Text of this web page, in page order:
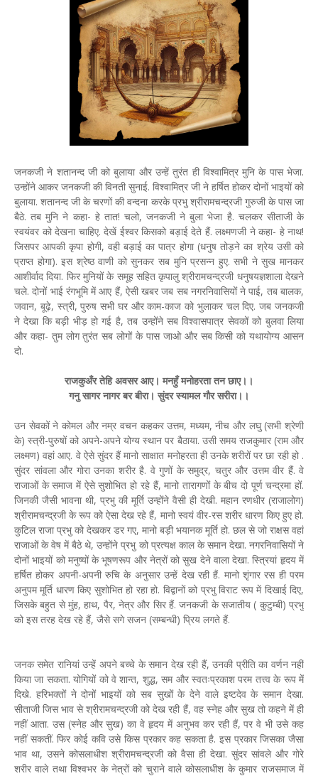
जनकजी ने शतानन्द जी को बुलाया और उन्हें तुरंत ही विश्वामित्र मुनि के पास भेजा.
उन्होंने आकर जनकजी की विनती सुनाई. विश्वामित्र जी ने हर्षित होकर दोनों भाइयों को
बुलाया. शतानन्द जी के चरणों की वन्दना करके प्रभु श्रीरामचन्द्रजी गुरुजी के पास जा
बैठे. तब मुनि ने कहा- हे तात! चलो, जनकजी ने बुला भेजा है. चलकर सीताजी के
स्वयंवर को देखना चाहिए. देखें ईश्वर किसको बड़ाई देते हैं. लक्ष्मणजी ने कहा- हे नाथ!
जिसपर आपकी कृपा होगी, वही बड़ाई का पात्र होगा (धनुष तोड़ने का श्रेय उसी को
प्राप्त होगा). इस श्रेष्ठ वाणी को सुनकर सब मुनि प्रसन्न हुए. सभी ने सुख मानकर
आशीर्वाद दिया. फिर मुनियों के समूह सहित कृपालु श्रीरामचन्द्रजी धनुषयज्ञशाला देखने
चले. दोनों भाई रंगभूमि में आए हैं, ऐसी खबर जब सब नगरनिवासियों ने पाई, तब बालक,
जवान, बूढ़े, स्त्री, पुरुष सभी घर और काम-काज को भुलाकर चल दिए. जब जनकजी
ने देखा कि बड़ी भीड़ हो गई है, तब उन्होंने सब विश्वासपात्र सेवकों को बुलवा लिया
और कहा- तुम लोग तुरंत सब लोगों के पास जाओ और सब किसी को यथायोग्य आसन
दो.
राजकुअँर तेहि अवसर आए। मनहुँ मनोहरता तन छाए।।
गनु सागर नागर बर बीरा। सुंदर स्यामल गौर सरीरा।।
उन सेवकों ने कोमल और नम्र वचन कहकर उत्तम, मध्यम, नीच और लघु (सभी श्रेणी
के) स्त्री-पुरुषों को अपने-अपने योग्य स्थान पर बैठाया. उसी समय राजकुमार (राम और
लक्ष्मण) वहां आए. वे ऐसे सुंदर हैं मानो साक्षात मनोहरता ही उनके शरीरों पर छा रही हो .
सुंदर सांवला और गोरा उनका शरीर है. वे गुणों के समुद्र, चतुर और उत्तम वीर हैं. वे
राजाओं के समाज में ऐसे सुशोभित हो रहे हैं, मानो तारागणों के बीच दो पूर्ण चन्द्रमा हों.
जिनकी जैसी भावना थी, प्रभु की मूर्ति उन्होंने वैसी ही देखी. महान रणधीर (राजालोग)
श्रीरामचन्द्रजी के रूप को ऐसा देख रहे हैं, मानो स्वयं वीर-रस शरीर धारण किए हुए हो.
कुटिल राजा प्रभु को देखकर डर गए, मानो बड़ी भयानक मूर्ति हो. छल से जो राक्षस वहां
राजाओं के वेष में बैठे थे, उन्होंने प्रभु को प्रत्यक्ष काल के समान देखा. नगरनिवासियों ने
दोनों भाइयों को मनुष्यों के भूषणरूप और नेत्रों को सुख देने वाला देखा. स्त्रियां हृदय में
हर्षित होकर अपनी-अपनी रुचि के अनुसार उन्हें देख रही हैं. मानो शृंगार रस ही परम
अनुपम मूर्ति धारण किए सुशोभित हो रहा हो. विद्वानों को प्रभु विराट रूप में दिखाई दिए,
जिसके बहुत से मुंह, हाथ, पैर, नेत्र और सिर हैं. जनकजी के सजातीय ( कुटुम्बी) प्रभु
को इस तरह देख रहे हैं, जैसे सगे सजन (सम्बन्धी) प्रिय लगते हैं.
जनक समेत रानियां उन्हें अपने बच्चे के समान देख रही हैं, उनकी प्रीति का वर्णन नहीं
किया जा सकता. योगियों को वे शान्त, शुद्ध, सम और स्वतःप्रकाश परम तत्त्व के रूप में
दिखे. हरिभक्तों ने दोनों भाइयों को सब सुखों के देने वाले इष्टदेव के समान देखा.
सीताजी जिस भाव से श्रीरामचन्द्रजी को देख रही हैं, वह स्नेह और सुख तो कहने में ही
नहीं आता. उस (स्नेह और सुख) का वे हृदय में अनुभव कर रही हैं, पर वे भी उसे कह
नहीं सकतीं. फिर कोई कवि उसे किस प्रकार कह सकता है. इस प्रकार जिसका जैसा
भाव था, उसने कोसलाधीश श्रीरामचन्द्रजी को वैसा ही देखा. सुंदर सांवले और गोरे
शरीर वाले तथा विश्वभर के नेत्रों को चुराने वाले कोसलाधीश के कुमार राजसमाज में